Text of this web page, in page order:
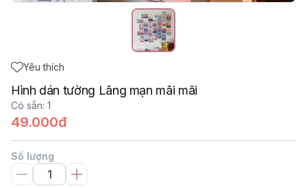
Yêu thích
Hình dán tường Lãng mạn mãi mãi
Có sẵn: 1
49.000đ
Số lượng